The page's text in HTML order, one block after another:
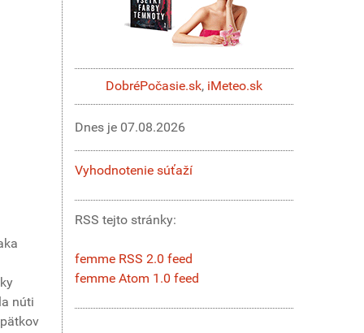
núti
DobréPočasie.sk, iMeteo.sk
Dnes je 07.08.2026
Vyhodnotenie súťaží
RSS tejto stránky:
femme RSS 2.0 feed
femme Atom 1.0 feed